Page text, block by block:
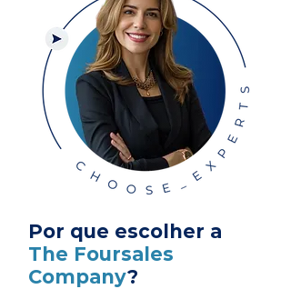
Por que escolher a
The Foursales
Company?